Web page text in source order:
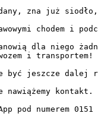
zna już siodło,
chodem i
dla niego
i transportem!
być jeszcze
nawiążemy kontakt.
pod numerem 0151